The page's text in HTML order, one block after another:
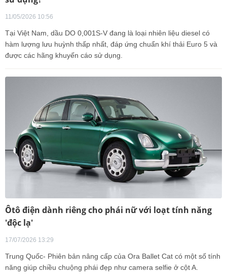
11/05/2026 10:56
Tại Việt Nam, dầu DO 0,001S-V đang là loại nhiên liệu diesel có
hàm lượng lưu huỳnh thấp nhất, đáp ứng chuẩn khí thải Euro 5 và
được các hãng khuyến cáo sử dụng.
Ôtô điện dành riêng cho phái nữ với loạt tính năng
'độc lạ'
17/07/2026 13:29
Trung Quốc- Phiên bản nâng cấp của Ora Ballet Cat có một số tính
năng giúp chiều chuộng phái đẹp như camera selfie ở cột A.